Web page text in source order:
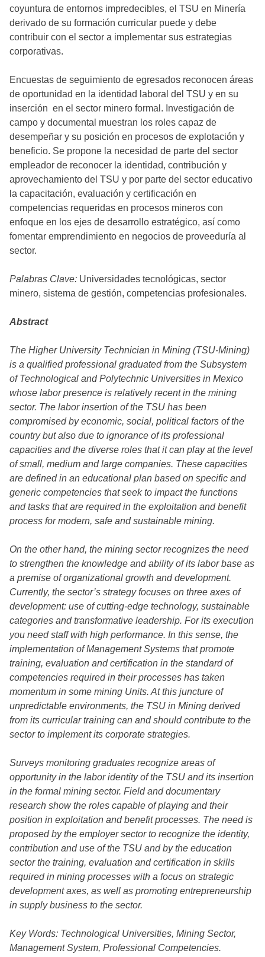
coyuntura de entornos impredecibles, el TSU en Minería
derivado de su formación curricular puede y debe
contribuir con el sector a implementar sus estrategias
corporativas.
Encuestas de seguimiento de egresados reconocen áreas
de oportunidad en la identidad laboral del TSU y en su
inserción en el sector minero formal. Investigación de
campo y documental muestran los roles capaz de
desempeñar y su posición en procesos de explotación y
beneficio. Se propone la necesidad de parte del sector
empleador de reconocer la identidad, contribución y
aprovechamiento del TSU y por parte del sector educativo
la capacitación, evaluación y certificación en
competencias requeridas en procesos mineros con
enfoque en los ejes de desarrollo estratégico, así como
fomentar emprendimiento en negocios de proveeduría al
sector.
Palabras Clave: Universidades tecnológicas, sector
minero, sistema de gestión, competencias profesionales.
Abstract
The Higher University Technician in Mining (TSU-Mining)
is a qualified professional graduated from the Subsystem
of Technological and Polytechnic Universities in Mexico
whose labor presence is relatively recent in the mining
sector. The labor insertion of the TSU has been
compromised by economic, social, political factors of the
country but also due to ignorance of its professional
capacities and the diverse roles that it can play at the level
of small, medium and large companies. These capacities
are defined in an educational plan based on specific and
generic competencies that seek to impact the functions
and tasks that are required in the exploitation and benefit
process for modern, safe and sustainable mining.
On the other hand, the mining sector recognizes the need
to strengthen the knowledge and ability of its labor base as
a premise of organizational growth and development.
Currently, the sector’s strategy focuses on three axes of
development: use of cutting-edge technology, sustainable
categories and transformative leadership. For its execution
you need staff with high performance. In this sense, the
implementation of Management Systems that promote
training, evaluation and certification in the standard of
competencies required in their processes has taken
momentum in some mining Units. At this juncture of
unpredictable environments, the TSU in Mining derived
from its curricular training can and should contribute to the
sector to implement its corporate strategies.
Surveys monitoring graduates recognize areas of
opportunity in the labor identity of the TSU and its insertion
in the formal mining sector. Field and documentary
research show the roles capable of playing and their
position in exploitation and benefit processes. The need is
proposed by the employer sector to recognize the identity,
contribution and use of the TSU and by the education
sector the training, evaluation and certification in skills
required in mining processes with a focus on strategic
development axes, as well as promoting entrepreneurship
in supply business to the sector.
Key Words: Technological Universities, Mining Sector,
Management System, Professional Competencies.